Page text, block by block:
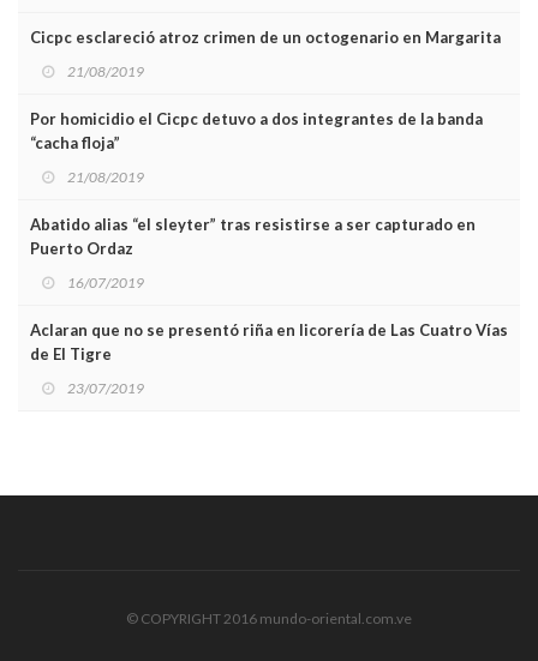
Cicpc esclareció atroz crimen de un octogenario en Margarita
21/08/2019
Por homicidio el Cicpc detuvo a dos integrantes de la banda
“cacha floja”
21/08/2019
Abatido alias “el sleyter” tras resistirse a ser capturado en
Puerto Ordaz
16/07/2019
Aclaran que no se presentó riña en licorería de Las Cuatro Vías
de El Tigre
23/07/2019
© COPYRIGHT 2016 mundo-oriental.com.ve